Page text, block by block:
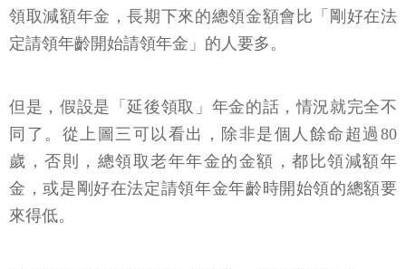
領取減額年金，長期下來的總領金額會比「剛好在法
定請領年齡開始請領年金」的人要多。
但是，假設是「延後領取」年金的話，情況就完全不
同了。從上圖三可以看出，除非是個人餘命超過80
歲，否則，總領取老年年金的金額，都比領減額年
金，或是剛好在法定請領年金年齡時開始領的總額要
來得低。